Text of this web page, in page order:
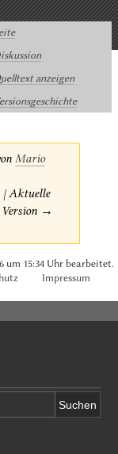
anzeigen
Mario
| Aktuelle
Version →
um 15:34 Uhr bearbeitet.
Impressum